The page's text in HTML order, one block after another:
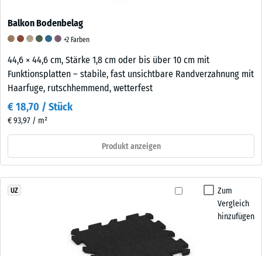
Balkon Bodenbelag
+2 Farben
44,6 × 44,6 cm, Stärke 1,8 cm oder bis über 10 cm mit
Funktionsplatten – stabile, fast unsichtbare Randverzahnung mit
Haarfuge, rutschhemmend, wetterfest
€ 18,70 / Stück
€ 93,97 / m²
Produkt anzeigen
Zum
Vergleich
hinzufügen
UZ